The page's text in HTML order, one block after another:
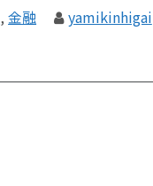
,金融 yamikinhigai